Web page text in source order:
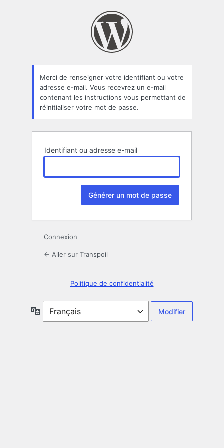
oublié
Merci de renseigner votre identifiant ou votre
adresse e-mail. Vous recevrez un e-mail
contenant les instructions vous permettant de
réinitialiser votre mot de passe.
Identifiant ou adresse e-mail
Connexion
← Aller sur Transpoil
Politique de confidentialité
Langue